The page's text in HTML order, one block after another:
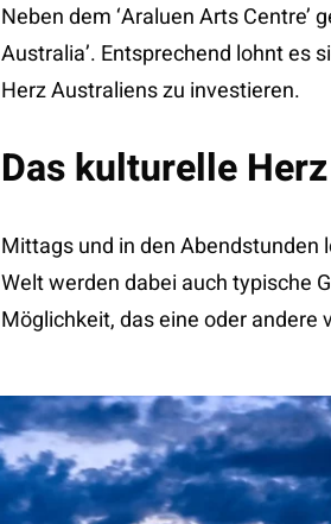
Neben dem ‘Araluen Arts
Australia’. Entsprechend lohnt es
Herz Australiens zu investieren.
Das kulturelle
Mittags und in den Abendstunden
Welt werden dabei auch typische
Möglichkeit, das eine oder